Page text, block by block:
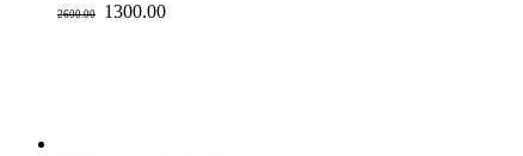
2600.00 1300.00